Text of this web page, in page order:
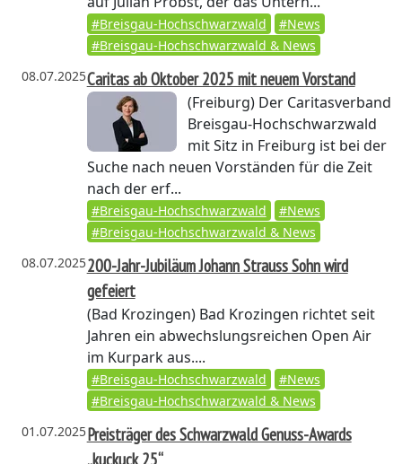
#Breisgau-Hochschwarzwald
#News
#Breisgau-Hochschwarzwald & News
08.07.2025Caritas ab Oktober 2025 mit neuem Vorstand
(Freiburg)Der Caritasverband
Breisgau-Hochschwarzwald
mit Sitz in Freiburg ist bei der
Suche nach neuen Vorständen für die Zeit
nach der erf...
#Breisgau-Hochschwarzwald
#News
#Breisgau-Hochschwarzwald & News
08.07.2025200-Jahr-Jubiläum Johann Strauss Sohn wird
gefeiert
(Bad Krozingen)Bad Krozingen richtet seit
Jahren ein abwechslungsreichen Open Air
im Kurpark aus....
#Breisgau-Hochschwarzwald
#News
#Breisgau-Hochschwarzwald & News
01.07.2025Preisträger des Schwarzwald Genuss-Awards
„kuckuck 25“